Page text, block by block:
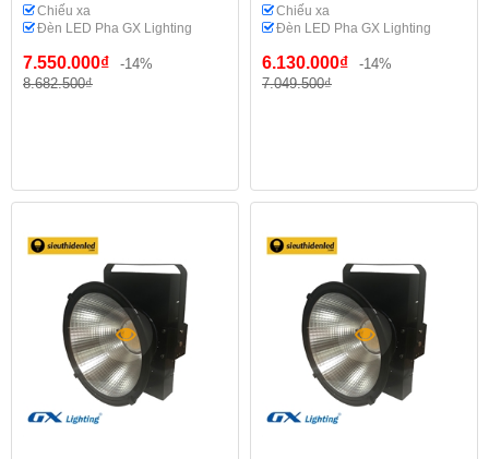
Chiếu xa
Đèn LED Pha GX Lighting
7.550.000₫
-14%
8.682.500₫
Chiếu xa
Đèn LED Pha GX Lighting
6.130.000₫
-14%
7.049.500₫